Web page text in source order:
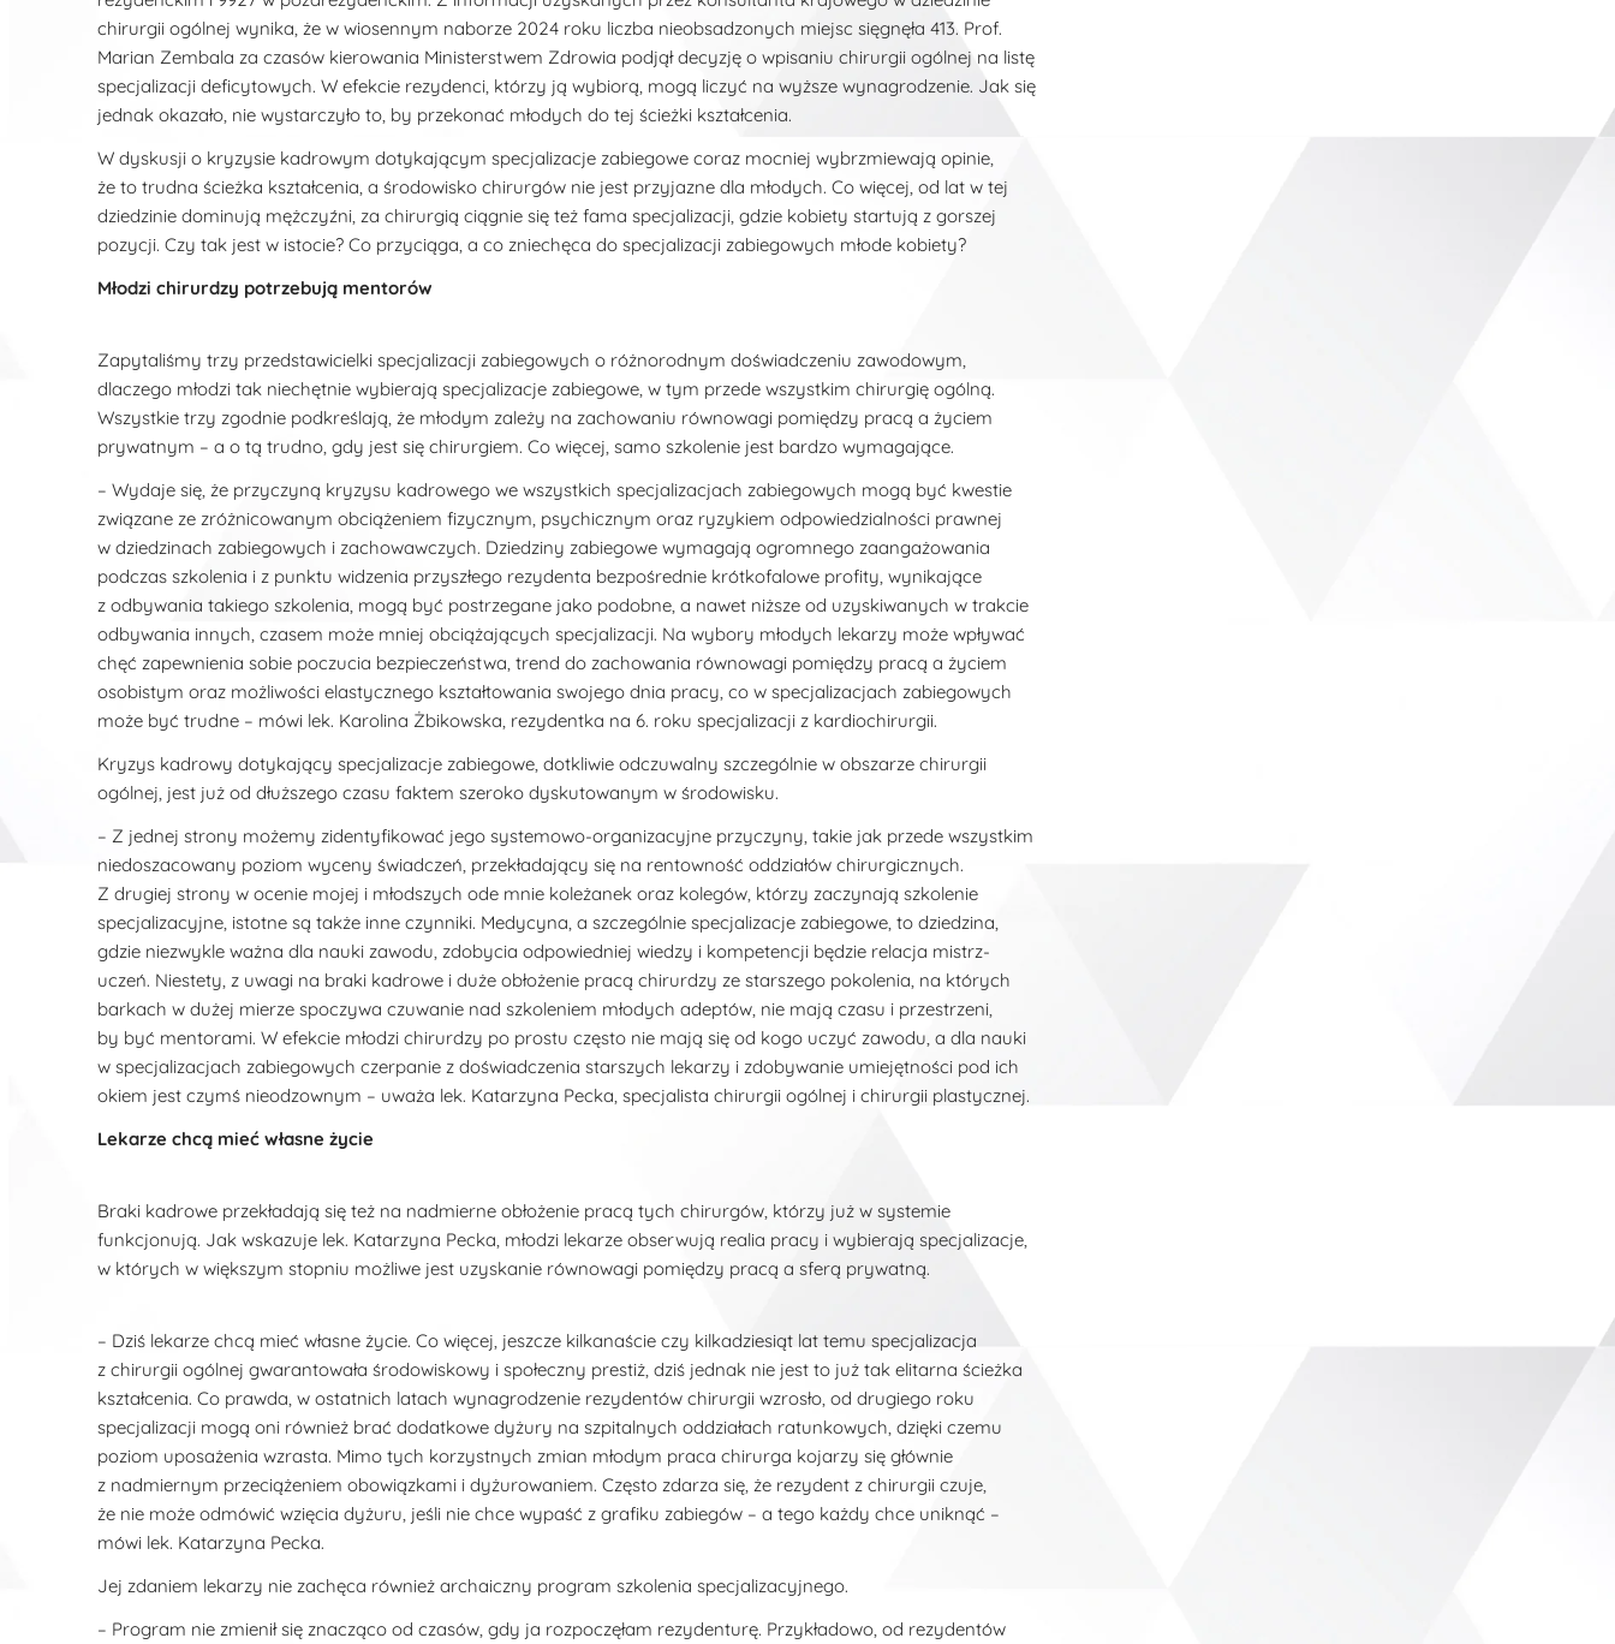
chirurgii ogólnej wynika, że w wiosennym naborze 2024 roku liczba nieobsadzonych miejsc sięgnęła 413. Prof.
Marian Zembala za czasów kierowania Ministerstwem Zdrowia podjął decyzję o wpisaniu chirurgii ogólnej na listę
specjalizacji deficytowych. W efekcie rezydenci, którzy ją wybiorą, mogą liczyć na wyższe wynagrodzenie. Jak się
jednak okazało, nie wystarczyło to, by przekonać młodych do tej ścieżki kształcenia.
W dyskusji o kryzysie kadrowym dotykającym specjalizacje zabiegowe coraz mocniej wybrzmiewają opinie,
że to trudna ścieżka kształcenia, a środowisko chirurgów nie jest przyjazne dla młodych. Co więcej, od lat w tej
dziedzinie dominują mężczyźni, za chirurgią ciągnie się też fama specjalizacji, gdzie kobiety startują z gorszej
pozycji. Czy tak jest w istocie? Co przyciąga, a co zniechęca do specjalizacji zabiegowych młode kobiety?
Młodzi chirurdzy potrzebują mentorów
Zapytaliśmy trzy przedstawicielki specjalizacji zabiegowych o różnorodnym doświadczeniu zawodowym,
dlaczego młodzi tak niechętnie wybierają specjalizacje zabiegowe, w tym przede wszystkim chirurgię ogólną.
Wszystkie trzy zgodnie podkreślają, że młodym zależy na zachowaniu równowagi pomiędzy pracą a życiem
prywatnym – a o tą trudno, gdy jest się chirurgiem. Co więcej, samo szkolenie jest bardzo wymagające.
– Wydaje się, że przyczyną kryzysu kadrowego we wszystkich specjalizacjach zabiegowych mogą być kwestie
związane ze zróżnicowanym obciążeniem fizycznym, psychicznym oraz ryzykiem odpowiedzialności prawnej
w dziedzinach zabiegowych i zachowawczych. Dziedziny zabiegowe wymagają ogromnego zaangażowania
podczas szkolenia i z punktu widzenia przyszłego rezydenta bezpośrednie krótkofalowe profity, wynikające
z odbywania takiego szkolenia, mogą być postrzegane jako podobne, a nawet niższe od uzyskiwanych w trakcie
odbywania innych, czasem może mniej obciążających specjalizacji. Na wybory młodych lekarzy może wpływać
chęć zapewnienia sobie poczucia bezpieczeństwa, trend do zachowania równowagi pomiędzy pracą a życiem
osobistym oraz możliwości elastycznego kształtowania swojego dnia pracy, co w specjalizacjach zabiegowych
może być trudne – mówi lek. Karolina Żbikowska, rezydentka na 6. roku specjalizacji z kardiochirurgii.
Kryzys kadrowy dotykający specjalizacje zabiegowe, dotkliwie odczuwalny szczególnie w obszarze chirurgii
ogólnej, jest już od dłuższego czasu faktem szeroko dyskutowanym w środowisku.
– Z jednej strony możemy zidentyfikować jego systemowo-organizacyjne przyczyny, takie jak przede wszystkim
niedoszacowany poziom wyceny świadczeń, przekładający się na rentowność oddziałów chirurgicznych.
Z drugiej strony w ocenie mojej i młodszych ode mnie koleżanek oraz kolegów, którzy zaczynają szkolenie
specjalizacyjne, istotne są także inne czynniki. Medycyna, a szczególnie specjalizacje zabiegowe, to dziedzina,
gdzie niezwykle ważna dla nauki zawodu, zdobycia odpowiedniej wiedzy i kompetencji będzie relacja mistrz-
uczeń. Niestety, z uwagi na braki kadrowe i duże obłożenie pracą chirurdzy ze starszego pokolenia, na których
barkach w dużej mierze spoczywa czuwanie nad szkoleniem młodych adeptów, nie mają czasu i przestrzeni,
by być mentorami. W efekcie młodzi chirurdzy po prostu często nie mają się od kogo uczyć zawodu, a dla nauki
w specjalizacjach zabiegowych czerpanie z doświadczenia starszych lekarzy i zdobywanie umiejętności pod ich
okiem jest czymś nieodzownym – uważa lek. Katarzyna Pecka, specjalista chirurgii ogólnej i chirurgii plastycznej.
Lekarze chcą mieć własne życie
Braki kadrowe przekładają się też na nadmierne obłożenie pracą tych chirurgów, którzy już w systemie
funkcjonują. Jak wskazuje lek. Katarzyna Pecka, młodzi lekarze obserwują realia pracy i wybierają specjalizacje,
w których w większym stopniu możliwe jest uzyskanie równowagi pomiędzy pracą a sferą prywatną.
– Dziś lekarze chcą mieć własne życie. Co więcej, jeszcze kilkanaście czy kilkadziesiąt lat temu specjalizacja
z chirurgii ogólnej gwarantowała środowiskowy i społeczny prestiż, dziś jednak nie jest to już tak elitarna ścieżka
kształcenia. Co prawda, w ostatnich latach wynagrodzenie rezydentów chirurgii wzrosło, od drugiego roku
specjalizacji mogą oni również brać dodatkowe dyżury na szpitalnych oddziałach ratunkowych, dzięki czemu
poziom uposażenia wzrasta. Mimo tych korzystnych zmian młodym praca chirurga kojarzy się głównie
z nadmiernym przeciążeniem obowiązkami i dyżurowaniem. Często zdarza się, że rezydent z chirurgii czuje,
że nie może odmówić wzięcia dyżuru, jeśli nie chce wypaść z grafiku zabiegów – a tego każdy chce uniknąć –
mówi lek. Katarzyna Pecka.
Jej zdaniem lekarzy nie zachęca również archaiczny program szkolenia specjalizacyjnego.
– Program nie zmienił się znacząco od czasów, gdy ja rozpoczęłam rezydenturę. Przykładowo, od rezydentów